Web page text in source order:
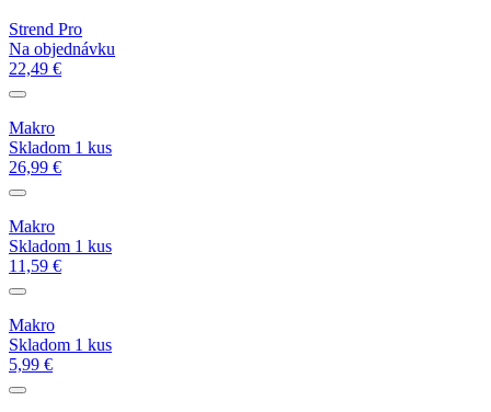
Strend Pro
Na objednávku
22,49 €
Makro
Skladom 1 kus
26,99 €
Makro
Skladom 1 kus
11,59 €
Makro
Skladom 1 kus
5,99 €